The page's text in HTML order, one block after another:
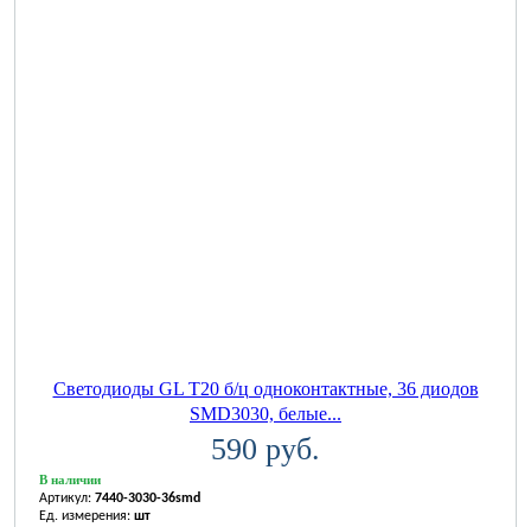
Светодиоды GL T20 б/ц одноконтактные, 36 диодов
SMD3030, белые...
590 руб.
В наличии
Артикул: 7440-3030-36smd
Ед. измерения: шт